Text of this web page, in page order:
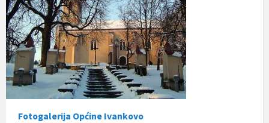
Fotogalerija Općine Ivankovo